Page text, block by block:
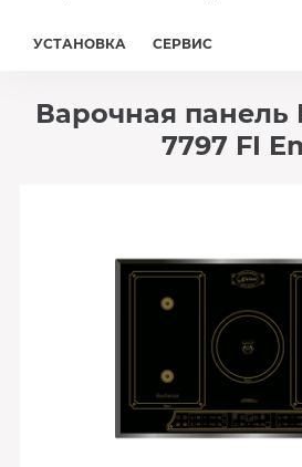
УСТАНОВКА СЕРВИС
Варочная панель
7797 FI